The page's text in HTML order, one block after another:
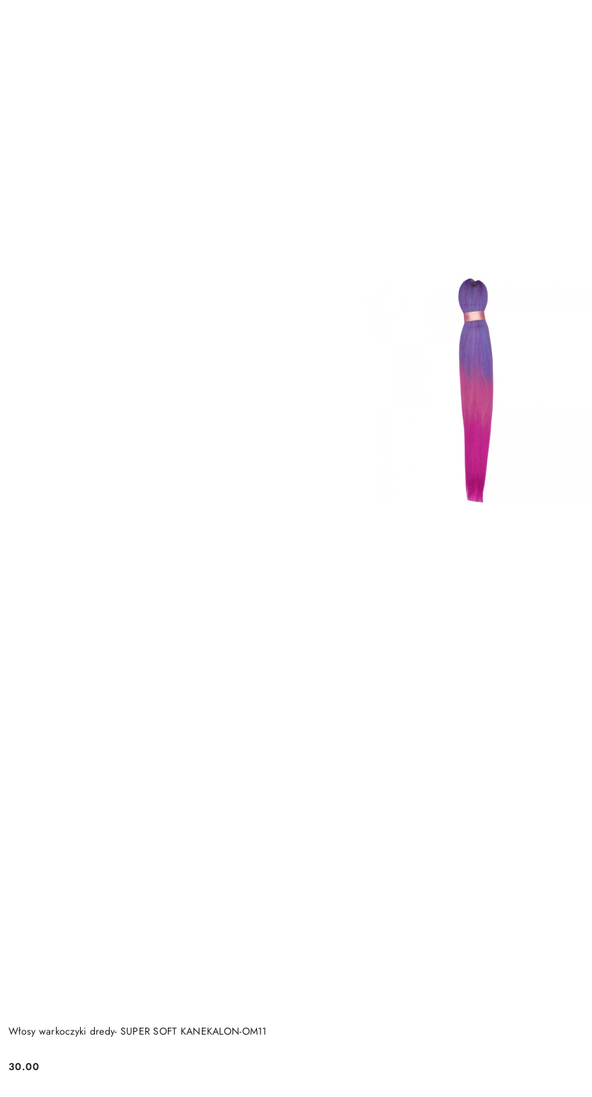
Włosy warkoczyki dredy- SUPER SOFT KANEKALON-OM11
Cena:
30.00